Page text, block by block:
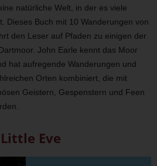
natürliche Welt, in der es viele
Dieses Buch mit 10 Wanderungen von
den Leser auf Pfaden zu einigen der
John Earle kennt das Moor
hat aufregende Wanderungen und
Orten kombiniert, die mit
Geistern, Gespenstern und Feen
Eve